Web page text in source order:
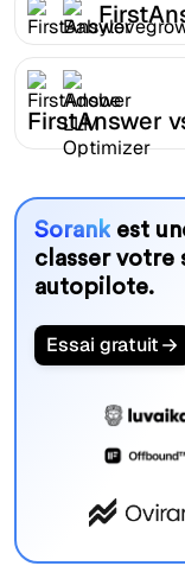
FirstAnswer
Sorankest
classer votre
autopilote.
Essai gratuit